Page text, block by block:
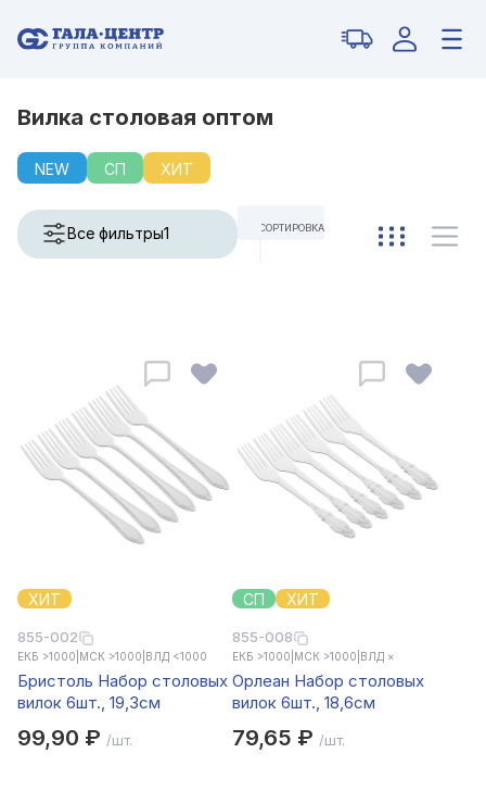
Вилка столовая оптом
NEW СП ХИТ
Все фильтры1
СОРТИРОВКА
ХИТ
855-002
ЕКБ >1000 МСК >1000 ВЛД <1000
Бристоль Набор столовых
вилок 6шт., 19,3см
99,90 ₽ /шт.
СП ХИТ
855-008
ЕКБ >1000 МСК >1000 ВЛД ×
Орлеан Набор столовых
вилок 6шт., 18,6см
79,65 ₽ /шт.